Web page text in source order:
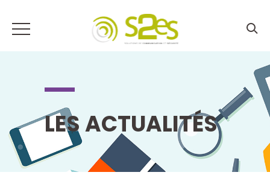
LES ACTUALITÉS